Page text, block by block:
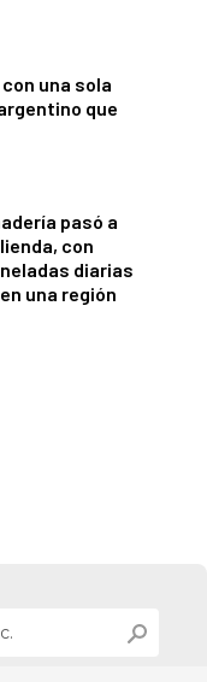
una sola
que
pasó a
con
diarias
una región